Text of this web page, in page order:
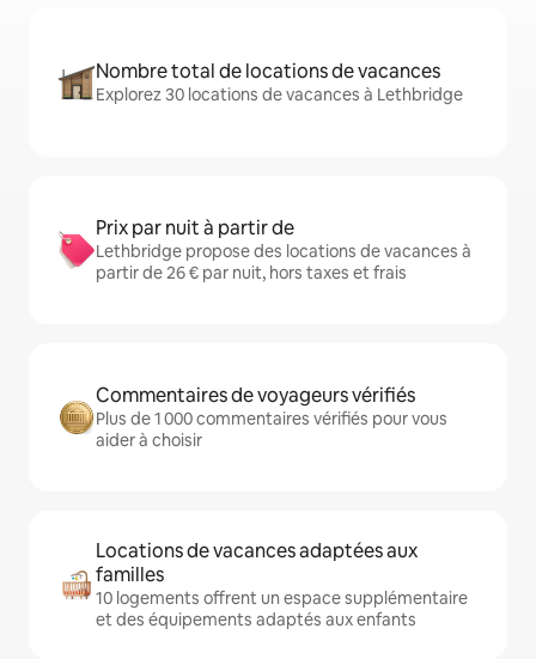
Nombre total de locations de vacances
Explorez 30 locations de vacances à Lethbridge
Prix par nuit à partir de
Lethbridge propose des locations de vacances à
partir de 26 € par nuit, hors taxes et frais
Commentaires de voyageurs vérifiés
Plus de 1 000 commentaires vérifiés pour vous
aider à choisir
Locations de vacances adaptées aux
familles
10 logements offrent un espace supplémentaire
et des équipements adaptés aux enfants